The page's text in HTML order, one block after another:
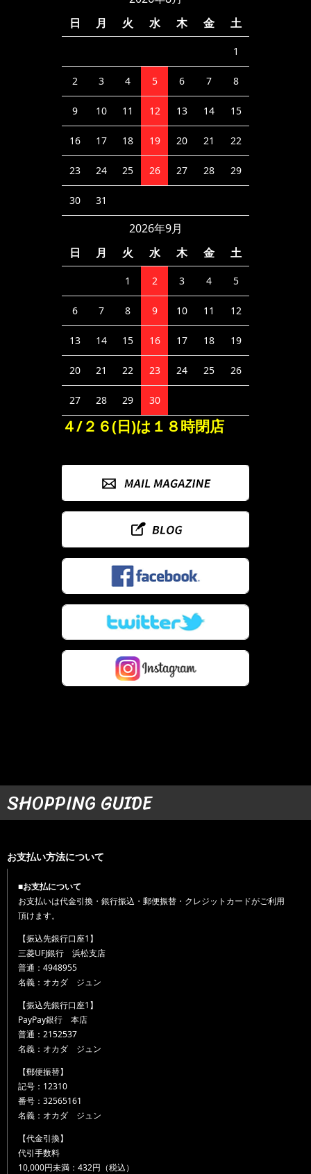
日
月 火 水 木 金 土
1
2 3 4 5 6 7 8
9 10 11 12 13 14 15
16 17 18 19 20 21 22
23 24 25 26 27 28 29
30 31
2026年9月
日
月 火 水 木 金 土
1 2 3 4 5
6 7 8 9 10 11 12
13 14 15 16 17 18 19
20 21 22 23 24 25 26
27 28 29 30
４/２６(日)は１８時閉店
SHOPPING GUIDE
お支払い方法について
■お支払について
お支払いは代金引換・銀行振込・郵便振替・クレジットカードがご利用
頂けます。
【振込先銀行口座1】
三菱UFJ銀行 浜松支店
普通：4948955
名義：オカダ ジュン
【振込先銀行口座1】
PayPay銀行 本店
普通：2152537
名義：オカダ ジュン
【郵便振替】
記号：12310
番号：32565161
名義：オカダ ジュン
【代金引換】
代引手数料
10,000円未満：432円（税込）